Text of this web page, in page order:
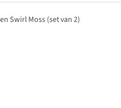
Swirl Moss (set van 2)